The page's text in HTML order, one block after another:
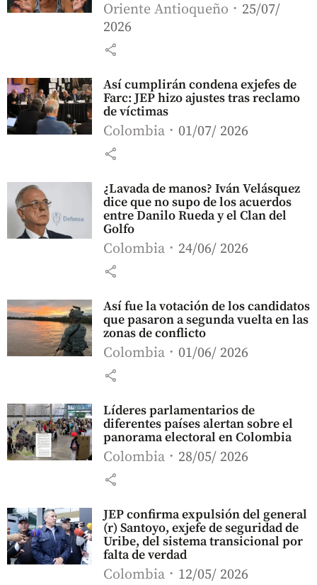
Oriente Antioqueño
25/07/
2026
share
Así cumplirán condena exjefes de
Farc: JEP hizo ajustes tras reclamo
de víctimas
Colombia 01/07/ 2026
share
¿Lavada de manos? Iván Velásquez
dice que no supo de los acuerdos
entre Danilo Rueda y el Clan del
Golfo
Colombia 24/06/ 2026
share
Así fue la votación de los candidatos
que pasaron a segunda vuelta en las
zonas de conflicto
Colombia 01/06/ 2026
share
Líderes parlamentarios de
diferentes países alertan sobre el
panorama electoral en Colombia
Colombia 28/05/ 2026
share
JEP confirma expulsión del general
(r) Santoyo, exjefe de seguridad de
Uribe, del sistema transicional por
falta de verdad
Colombia 12/05/ 2026